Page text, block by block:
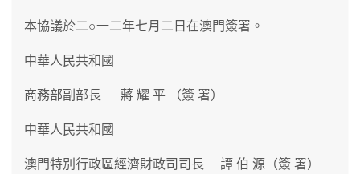
本協議於二○一二年七月二日在澳門簽署。
中華人民共和國
商務部副部長 蔣 耀 平 （簽 署）
中華人民共和國
澳門特別行政區經濟財政司司長 譚 伯 源（簽 署）